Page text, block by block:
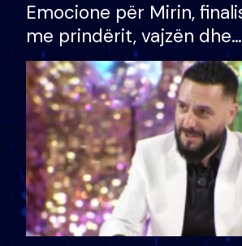
Emocione për Mirin,
me prindërit, vajzën dhe
bashkëshorten: S’kemi
divorci apo jo?